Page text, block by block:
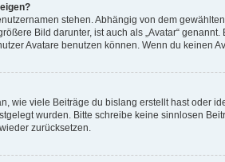
stehen. Abhängig von dem
Bild darunter, ist auch als „Avatar“
Avatare benutzen können. Wenn du keinen
wie viele Beiträge du bislang erstellt hast oder
wurden. Bitte schreibe keine sinnlosen
zurücksetzen.